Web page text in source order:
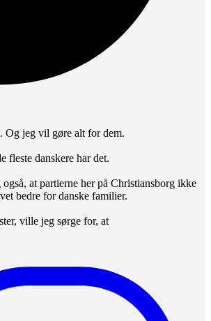
Og jeg vil gøre alt for dem.
fleste danskere har det.
at partierne her på Christiansborg ikke
bedre for danske familier.
ville jeg sørge for, at